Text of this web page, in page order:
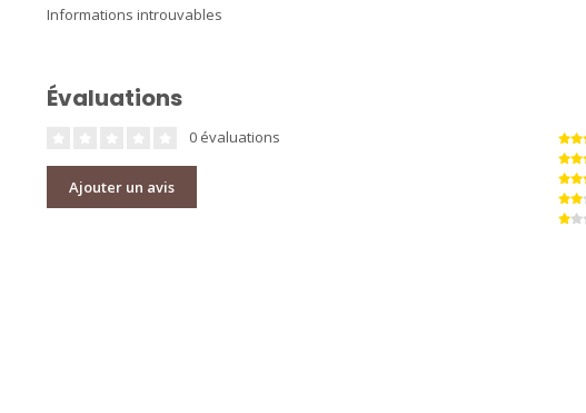
Informations introuvables
Évaluations
0 évaluations
Ajouter un avis